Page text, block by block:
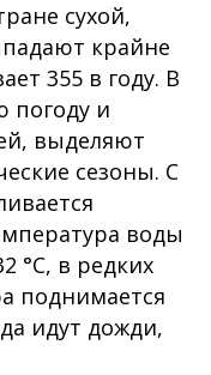
сухой,
крайне
355 в году. В
погоду и
выделяют
сезоны. С
воды
°C, в редких
поднимается
идут дожди,